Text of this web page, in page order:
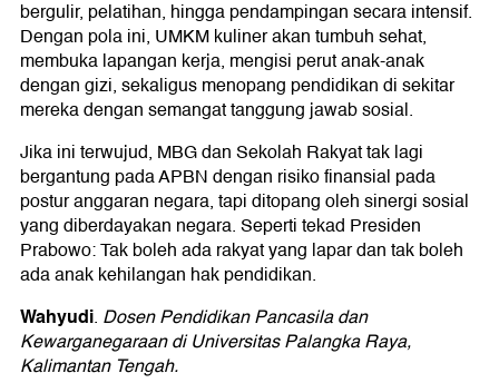
bergulir, pelatihan, hingga pendampingan secara intensif.
Dengan pola ini, UMKM kuliner akan tumbuh sehat,
membuka lapangan kerja, mengisi perut anak-anak
dengan gizi, sekaligus menopang pendidikan di sekitar
mereka dengan semangat tanggung jawab sosial.
Jika ini terwujud, MBG dan Sekolah Rakyat tak lagi
bergantung pada APBN dengan risiko finansial pada
postur anggaran negara, tapi ditopang oleh sinergi sosial
yang diberdayakan negara. Seperti tekad Presiden
Prabowo: Tak boleh ada rakyat yang lapar dan tak boleh
ada anak kehilangan hak pendidikan.
Wahyudi. Dosen Pendidikan Pancasila dan
Kewarganegaraan di Universitas Palangka Raya,
Kalimantan Tengah.